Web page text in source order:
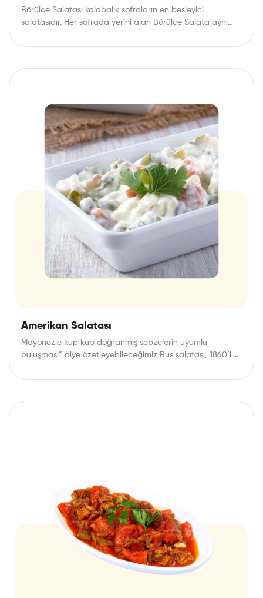
Börülce Salatası kalabalık sofraların en besleyici
salatasıdır. Her sofrada yerini alan Börülce Salata aynı
Amerikan Salatası
Mayonezle küp küp doğranmış sebzelerin uyumlu
buluşması” diye özetleyebileceğimiz Rus salatası, 1860’lı